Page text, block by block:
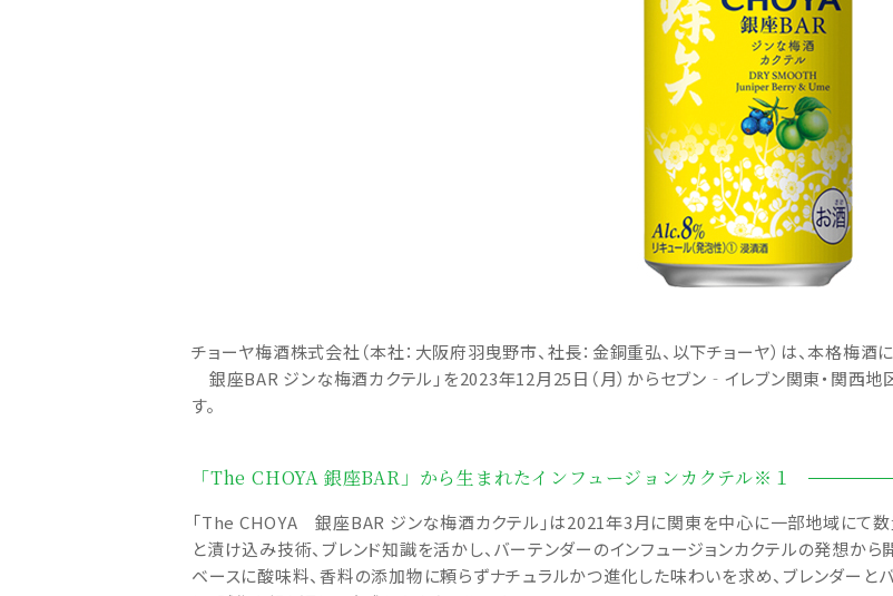
チョーヤ梅酒株式会社（本社：大阪府羽曳野市、社長：金銅重弘、以下チョーヤ）は、本格梅
銀座BAR ジンな梅酒カクテル」を2023年12月25日（月）からセブン‐イレブン関東・関西
す。
「The CHOYA 銀座BAR」から生まれたインフュージョンカクテル※１
「The CHOYA 銀座BAR ジンな梅酒カクテル」は2021年3月に関東を中心に一部地域にて
と漬け込み技術、ブレンド知識を活かし、バーテンダーのインフュージョンカクテルの発想か
ベースに酸味料、香料の添加物に頼らずナチュラルかつ進化した味わいを求め、ブレンダー